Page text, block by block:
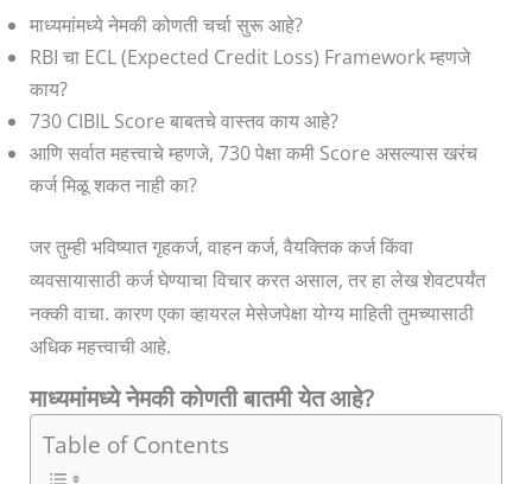
माध्यमांमध्ये नेमकी कोणती चर्चा सुरू आहे?
RBI चा ECL (Expected Credit Loss) Framework म्हणजे
काय?
730 CIBIL Score बाबतचे वास्तव काय आहे?
आणि सर्वात महत्त्वाचे म्हणजे, 730 पेक्षा कमी Score असल्यास खरंच
कर्ज मिळू शकत नाही का?
जर तुम्ही भविष्यात गृहकर्ज, वाहन कर्ज, वैयक्तिक कर्ज किंवा
व्यवसायासाठी कर्ज घेण्याचा विचार करत असाल, तर हा लेख शेवटपर्यंत
नक्की वाचा. कारण एका व्हायरल मेसेजपेक्षा योग्य माहिती तुमच्यासाठी
अधिक महत्त्वाची आहे.
माध्यमांमध्ये नेमकी कोणती बातमी येत आहे?
Table of Contents